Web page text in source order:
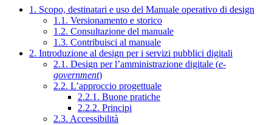
1. Scopo, destinatari e uso del Manuale operativo di design
1.1. Versionamento e storico
1.2. Consultazione del manuale
1.3. Contribuisci al manuale
2. Introduzione al design per i servizi pubblici digitali
2.1. Design per l’amministrazione digitale (e-
government)
2.2. L’approccio progettuale
2.2.1. Buone pratiche
2.2.2. Principi
2.3. Accessibilità